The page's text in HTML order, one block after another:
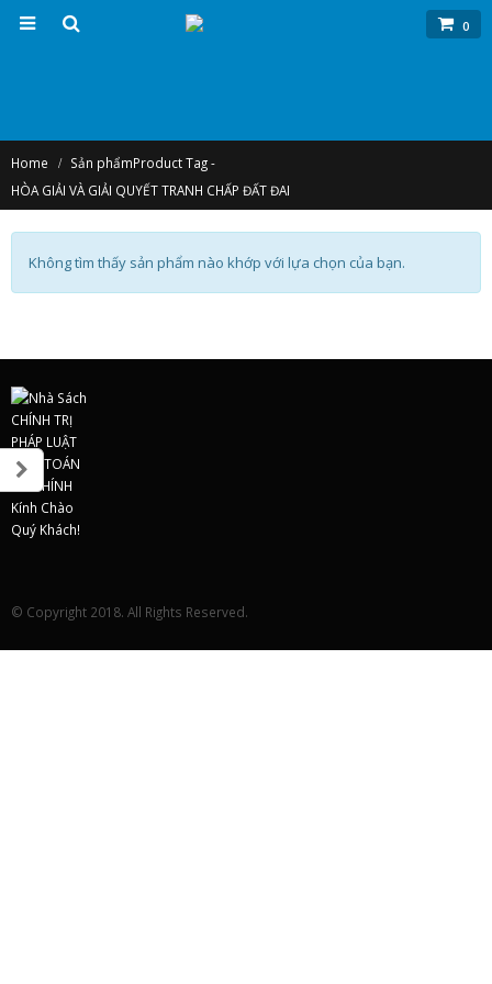
0
Home Sản phẩmProduct Tag -
HÒA GIẢI VÀ GIẢI QUYẾT TRANH CHẤP ĐẤT ĐAI
Không tìm thấy sản phẩm nào khớp với lựa chọn của bạn.
© Copyright 2018. All Rights Reserved.